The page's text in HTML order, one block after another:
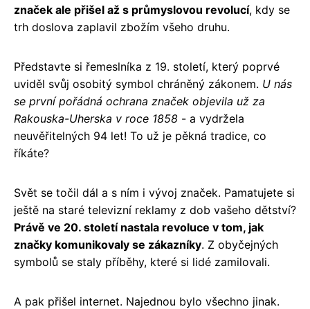
značek ale přišel až s průmyslovou revolucí, kdy se
trh doslova zaplavil zbožím všeho druhu.
Představte si řemeslníka z 19. století, který poprvé
uviděl svůj osobitý symbol chráněný zákonem. U nás
se první pořádná ochrana značek objevila už za
Rakouska-Uherska v roce 1858 - a vydržela
neuvěřitelných 94 let! To už je pěkná tradice, co
říkáte?
Svět se točil dál a s ním i vývoj značek. Pamatujete si
ještě na staré televizní reklamy z dob vašeho dětství?
Právě ve 20. století nastala revoluce v tom, jak
značky komunikovaly se zákazníky. Z obyčejných
symbolů se staly příběhy, které si lidé zamilovali.
A pak přišel internet. Najednou bylo všechno jinak.